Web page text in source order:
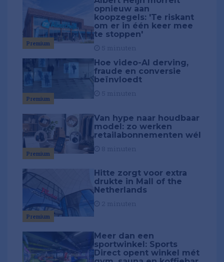
Premium
opnieuw aan
koopzegels: 'Te riskant
om er in één keer mee
te stoppen'
Premium
Hoe video-AI derving,
fraude en conversie
beïnvloedt
Premium
Van hype naar houdbaar
model: zo werken
retailabonnementen wél
Premium
Hitte zorgt voor extra
drukte in Mall of the
Netherlands
Meer dan een
sportwinkel: Sports
Direct opent winkel mét